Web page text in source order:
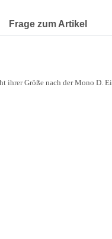
Frage zum Artikel
Größe nach der Mono D.